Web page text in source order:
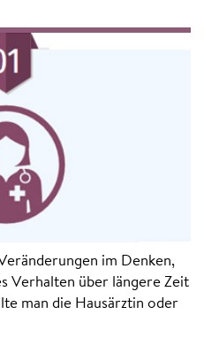
im Denken,
Verhalten über längere Zeit
man die Hausärztin oder